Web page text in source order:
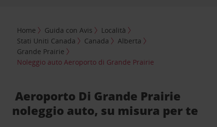
Home Guida con Avis
Località
Stati Uniti Canada
Canada
Alberta
Grande Prairie
Noleggio auto Aeroporto di Grande Prairie
Aeroporto Di Grande Prairie
noleggio auto, su misura per te